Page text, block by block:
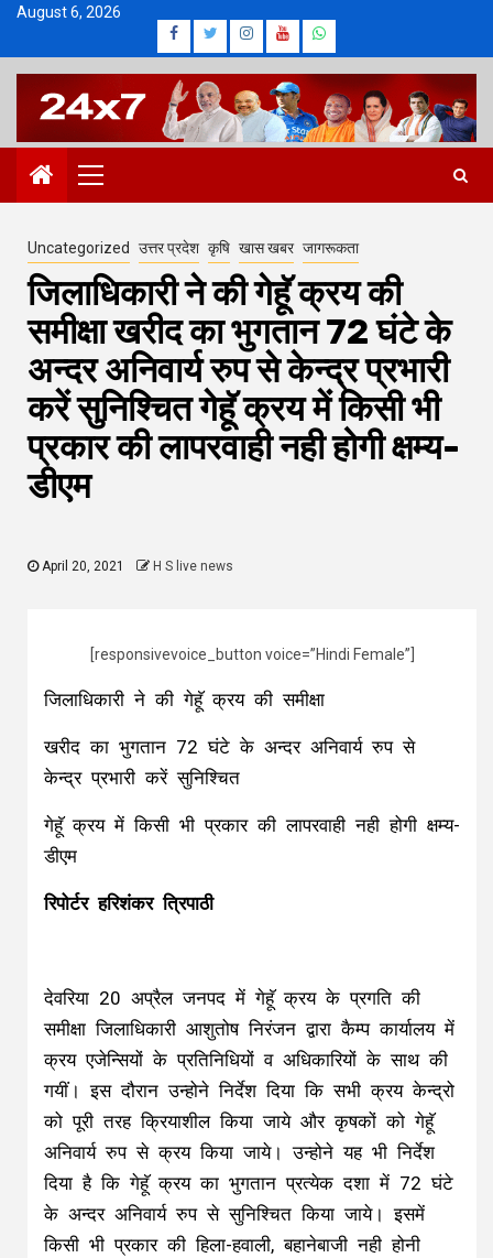
Skip
content
August 6, 2026
Facebook
Twitter
Instagram
Youtube
Whatsapp
Primary
Menu
Uncategorized उत्तर प्रदेश कृषि खास खबर जागरूकता
जिलाधिकारी ने की गेहूॅ क्रय की
समीक्षा खरीद का भुगतान 72 घंटे के
अन्दर अनिवार्य रुप से केन्द्र प्रभारी
करें सुनिश्चित गेहूॅ क्रय में किसी भी
प्रकार की लापरवाही नही होगी क्षम्य-
डीएम
April 20, 2021 H S live news
[responsivevoice_button voice=”Hindi Female”]
जिलाधिकारी ने की गेहूॅ क्रय की समीक्षा
खरीद का भुगतान 72 घंटे के अन्दर अनिवार्य रुप से
केन्द्र प्रभारी करें सुनिश्चित
गेहूॅ क्रय में किसी भी प्रकार की लापरवाही नही होगी क्षम्य-
डीएम
रिपोर्टर हरिशंकर त्रिपाठी
देवरिया 20 अप्रैल जनपद में गेहूॅ क्रय के प्रगति की
समीक्षा जिलाधिकारी आशुतोष निरंजन द्वारा कैम्प कार्यालय में
क्रय एजेन्सियों के प्रतिनिधियों व अधिकारियों के साथ की
गयीं। इस दौरान उन्होने निर्देश दिया कि सभी क्रय केन्द्रो
को पूरी तरह क्रियाशील किया जाये और कृषकों को गेहूॅ
अनिवार्य रुप से क्रय किया जाये। उन्होने यह भी निर्देश
दिया है कि गेहूॅ क्रय का भुगतान प्रत्येक दशा में 72 घंटे
के अन्दर अनिवार्य रुप से सुनिश्चित किया जाये। इसमें
किसी भी प्रकार की हिला-हवाली, बहानेबाजी नही होनी